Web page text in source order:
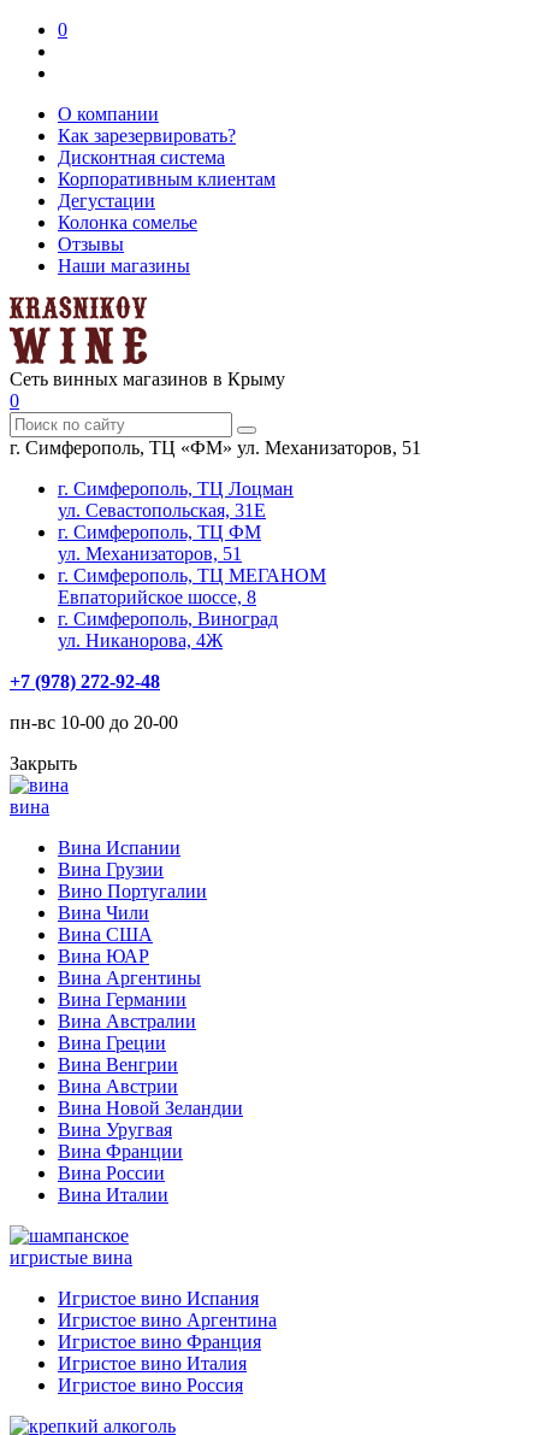
0
О компании
Как зарезервировать?
Дисконтная система
Корпоративным клиентам
Дегустации
Колонка сомелье
Отзывы
Наши магазины
Сеть винных магазинов в Крыму
0
г. Симферополь, ТЦ «ФМ» ул. Механизаторов, 51
г. Симферополь, ТЦ Лоцман
ул. Севастопольская, 31Е
г. Симферополь, ТЦ ФМ
ул. Механизаторов, 51
г. Симферополь, ТЦ МЕГАНОМ
Евпаторийское шоссе, 8
г. Симферополь, Виноград
ул. Никанорова, 4Ж
+7 (978) 272-92-48
пн-вс 10-00 до 20-00
Закрыть
вина
Вина Испании
Вина Грузии
Вино Португалии
Вина Чили
Вина США
Вина ЮАР
Вина Аргентины
Вина Германии
Вина Австралии
Вина Греции
Вина Венгрии
Вина Австрии
Вина Новой Зеландии
Вина Уругвая
Вина Франции
Вина России
Вина Италии
игристые вина
Игристое вино Испания
Игристое вино Аргентина
Игристое вино Франция
Игристое вино Италия
Игристое вино Россия